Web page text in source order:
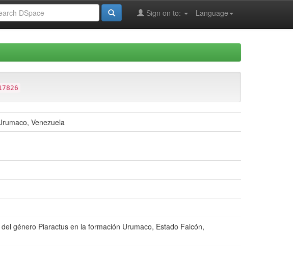
Language
Sign on to:
Venezuela
género Piaractus en la formación Urumaco, Estado Falcón,